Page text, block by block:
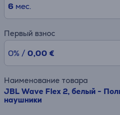
6мес.
Первый взнос
0% / 0,00 €
Наименование товара
JBL Wave Flex 2, белый -
наушники